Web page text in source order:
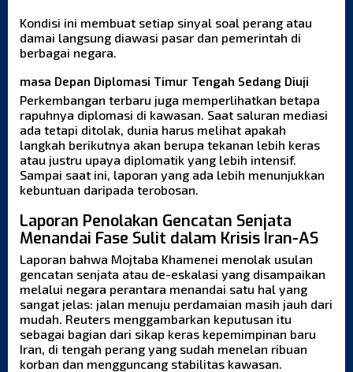
Kondisi ini membuat setiap sinyal soal perang atau
damai langsung diawasi pasar dan pemerintah di
berbagai negara.
masa Depan Diplomasi Timur Tengah Sedang Diuji
Perkembangan terbaru juga memperlihatkan betapa
rapuhnya diplomasi di kawasan. Saat saluran mediasi
ada tetapi ditolak, dunia harus melihat apakah
langkah berikutnya akan berupa tekanan lebih keras
atau justru upaya diplomatik yang lebih intensif.
Sampai saat ini, laporan yang ada lebih menunjukkan
kebuntuan daripada terobosan.
Laporan Penolakan Gencatan Senjata
Menandai Fase Sulit dalam Krisis Iran-AS
Laporan bahwa Mojtaba Khamenei menolak usulan
gencatan senjata atau de-eskalasi yang disampaikan
melalui negara perantara menandai satu hal yang
sangat jelas: jalan menuju perdamaian masih jauh dari
mudah. Reuters menggambarkan keputusan itu
sebagai bagian dari sikap keras kepemimpinan baru
Iran, di tengah perang yang sudah menelan ribuan
korban dan mengguncang stabilitas kawasan.